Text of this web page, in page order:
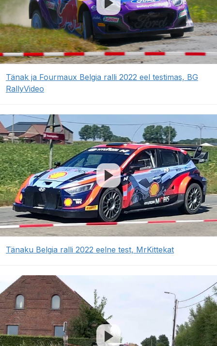
Tänak ja Fourmaux Belgia ralli 2022 eel testimas, BG
RallyVideo
Tänaku Belgia ralli 2022 eelne test, MrKittekat